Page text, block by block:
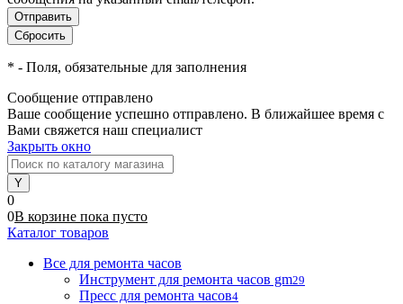
* - Поля, обязательные для заполнения
Сообщение отправлено
Ваше сообщение успешно отправлено. В ближайшее время с
Вами свяжется наш специалист
Закрыть окно
0
0В корзине пока пусто
Каталог товаров
Все для ремонта часов
Инструмент для ремонта часов gm29
Пресс для ремонта часов4